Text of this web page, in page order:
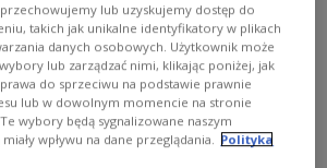

polskim w świat”: Kamila Dembińska,
Języka Polskiego NAWA oraz Mariusz Czech,
o Programie Lektorzy. Rozmowa Marii
lub uzyskujemy dostęp do
takich jak unikalne identyfikatory w plikach
danych osobowych. Użytkownik może
lub zarządzać nimi, klikając poniżej, jak
do sprzeciwu na podstawie prawnie
lub w dowolnym momencie na stronie
wybory będą sygnalizowane naszym
wpływu na dane przeglądania. Polityka